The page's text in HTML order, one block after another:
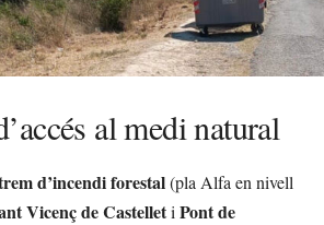
al medi natural
d’incendi forestal(pla Alfa en nivell
Vicenç de Castelleti Pont de